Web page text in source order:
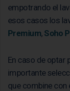
empotrando el
esos casos los
Premium, Soho
En caso de optar
importante
que combine con